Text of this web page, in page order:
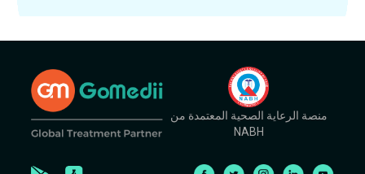
منصة الرعاية الصحية المعتمدة من
NABH